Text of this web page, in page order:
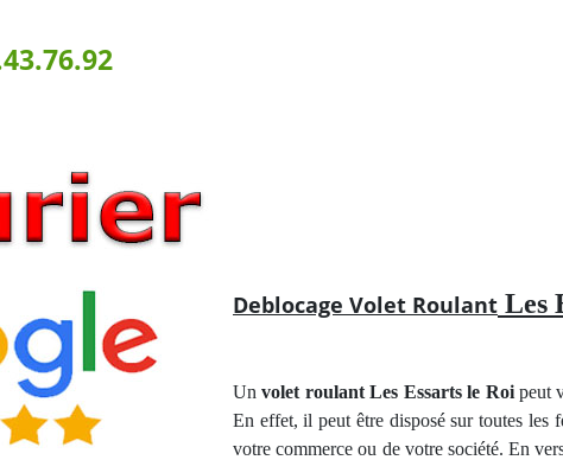
Deblocage Volet Roulant Les
Unvolet roulant Les Essarts le Roipeut
En effet, il peut être disposé sur toutes les
votre commerce ou de votre société. En